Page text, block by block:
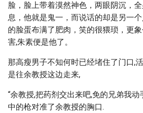
脸，脸上带着漠然神色，两眼阴沉，
息，他就是鬼一，而说话的却是另一
的脸蛋布满了肥肉，笑的很猥琐，更
害,朱素便是他了。
那高瘦男子不知何时已经堵住了门口,
是往余教授这边走来,
“余教授,把药剂交出来吧,免的兄弟我动
中的枪对准了余教授的胸口.